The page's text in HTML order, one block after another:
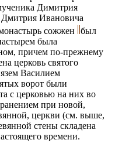
Димитрия
Дмитрия Ивановича
сожжен
был
была
причем по-прежнему
церковь святого
Василием
ворот были
с церковью на них во
при новой,
церкви (см. выше,
стены складена
времени.